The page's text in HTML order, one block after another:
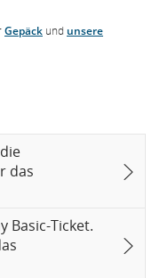
Gepäck und unsere
das
Basic-Ticket.